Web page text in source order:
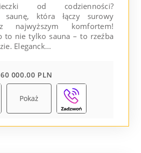
od codzienności?
saunę, która łączy surowy
najwyższym komfortem!
to nie tylko sauna – to rzeźba
Eleganck...
60 000.00 PLN
Pokaż